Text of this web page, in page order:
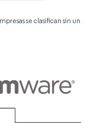
se clasifican sin un